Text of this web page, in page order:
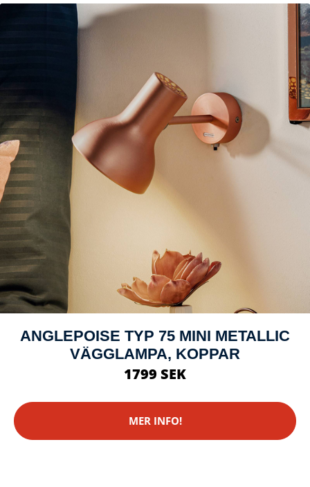
ANGLEPOISE TYP 75 MINI METALLIC
VÄGGLAMPA, KOPPAR
1799 SEK
MER INFO!